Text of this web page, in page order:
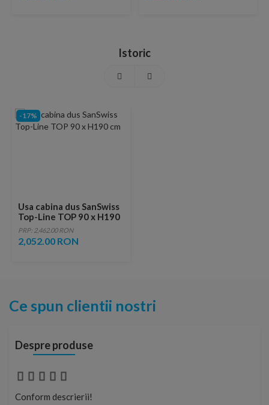
Istoric
-17%
Usa cabina dus SanSwiss
Top-Line TOP 90 x H190
cm
PRP: 2,462.00 RON
2,052.00 RON
Ce spun clientii nostri
Despre produse
Conform descrierii!